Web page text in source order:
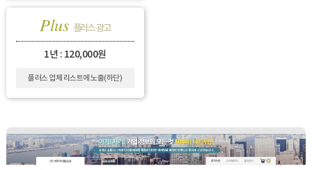
Plus 플러스 광고
1년 : 120,000원
플러스 업체 리스트에 노출(하단)